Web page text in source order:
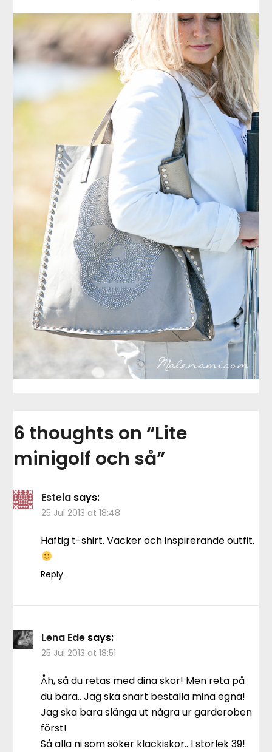
6 thoughts on “Lite
minigolf och så”
Estela says:
25 Jul 2013 at 18:48
Häftig t-shirt. Vacker och inspirerande outfit.
Reply
Lena Ede says:
25 Jul 2013 at 18:51
Åh, så du retas med dina skor! Men reta på
du bara.. Jag ska snart beställa mina egna!
Jag ska bara slänga ut några ur garderoben
först!
Så alla ni som söker klackiskor.. I storlek 39!